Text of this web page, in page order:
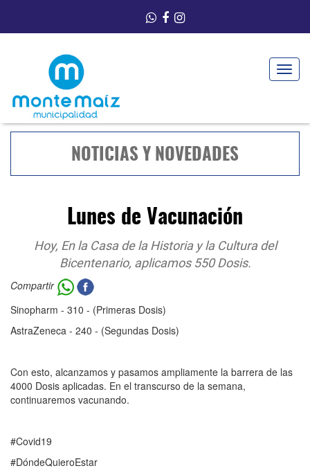
Toggle
NOTICIAS Y NOVEDADES
Lunes de Vacunación
Hoy, En la Casa de la Historia y la Cultura del
Bicentenario, aplicamos 550 Dosis.
Compartir
Sinopharm - 310 - (Primeras Dosis)
AstraZeneca - 240 - (Segundas Dosis)
Con esto, alcanzamos y pasamos ampliamente la barrera de las
4000 Dosis aplicadas. En el transcurso de la semana,
continuaremos vacunando.
#Covid19
#DóndeQuieroEstar